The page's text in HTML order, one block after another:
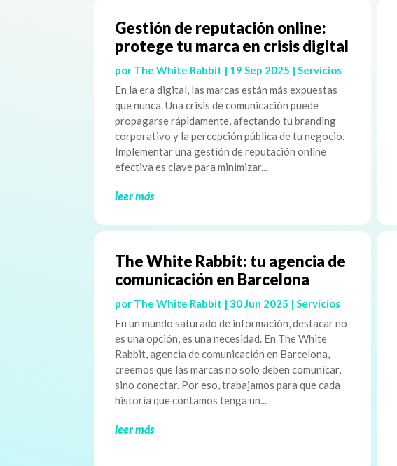
Gestión de reputación online:
protege tu marca en crisis digital
por The White Rabbit | 19 Sep 2025 |Servicios
En la era digital, las marcas están más expuestas
que nunca. Una crisis de comunicación puede
propagarse rápidamente, afectando tu branding
corporativo y la percepción pública de tu negocio.
Implementar una gestión de reputación online
efectiva es clave para minimizar...
leer más
The White Rabbit: tu agencia de
comunicación en Barcelona
por The White Rabbit |30 Jun 2025 | Servicios
En un mundo saturado de información, destacar no
es una opción, es una necesidad. En The White
Rabbit, agencia de comunicación en Barcelona,
creemos que las marcas no solo deben comunicar,
sino conectar. Por eso, trabajamos para que cada
historia que contamos tenga un...
leer más